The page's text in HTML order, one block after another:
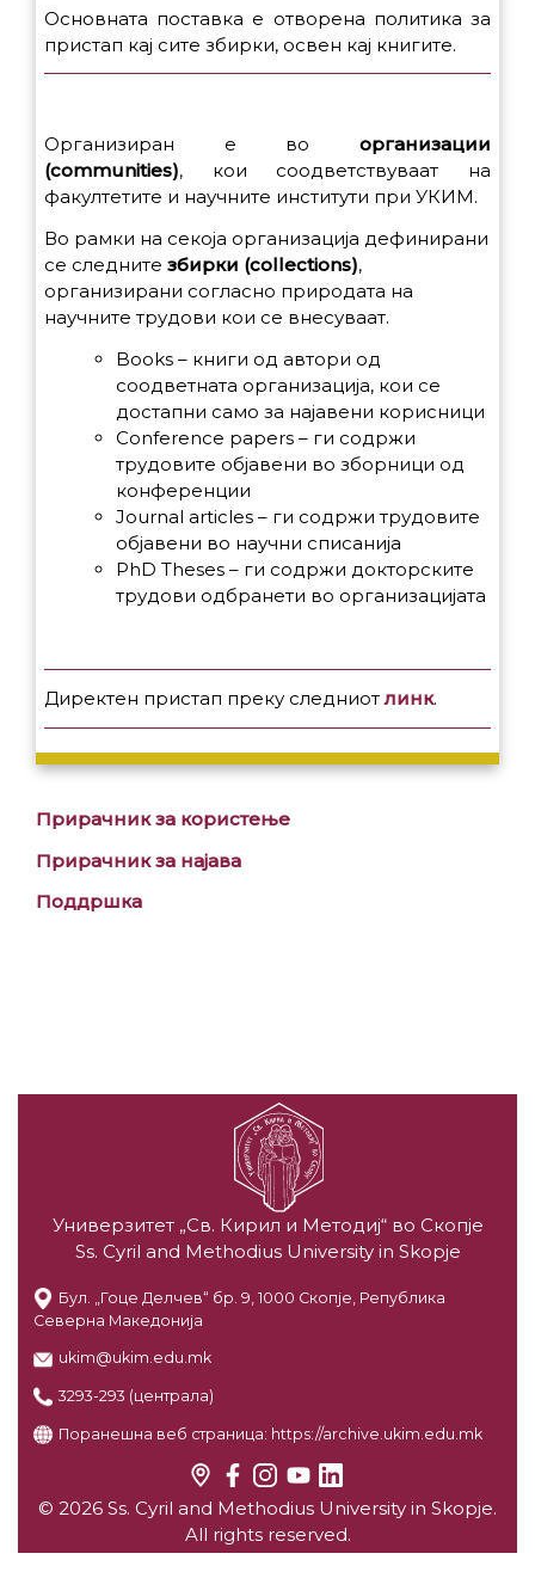
Основната поставка е отворена политика за
пристап кај сите збирки, освен кај книгите.
Организиран е во организации
(communities), кои соодветствуваат на
факултетите и научните институти при УКИМ.
Во рамки на секоја организација дефинирани
се следните збирки (collections),
организирани согласно природата на
научните трудови кои се внесуваат.
Books – книги од автори од
соодветната организација, кои се
достапни само за најавени корисници
Conference papers – ги содржи
трудовите објавени во зборници од
конференции
Journal articles – ги содржи трудовите
објавени во научни списанија
PhD Theses – ги содржи докторските
трудови одбранети во организацијата
Директен пристап преку следниотлинк.
Прирачник за користење
Прирачник за најава
Поддршка
Универзитет „Св. Кирил и Методиј“ во Скопје
Ss. Cyril and Methodius University in Skopje
Бул. „Гоце Делчев“ бр. 9, 1000 Скопје, Република
Северна Македонија
ukim@ukim.edu.mk
3293-293 (централа)
Поранешна веб страница: https://archive.ukim.edu.mk
© 2026 Ss. Cyril and Methodius University in Skopje.
All rights reserved.